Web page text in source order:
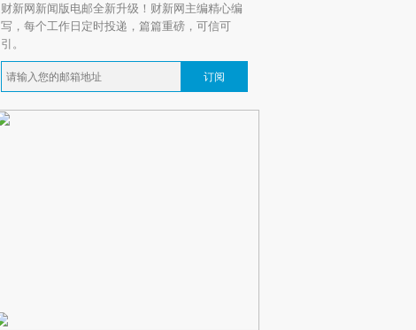
财新网新闻版电邮全新升级！财新网主编精心编
写，每个工作日定时投递，篇篇重磅，可信可
引。
订阅